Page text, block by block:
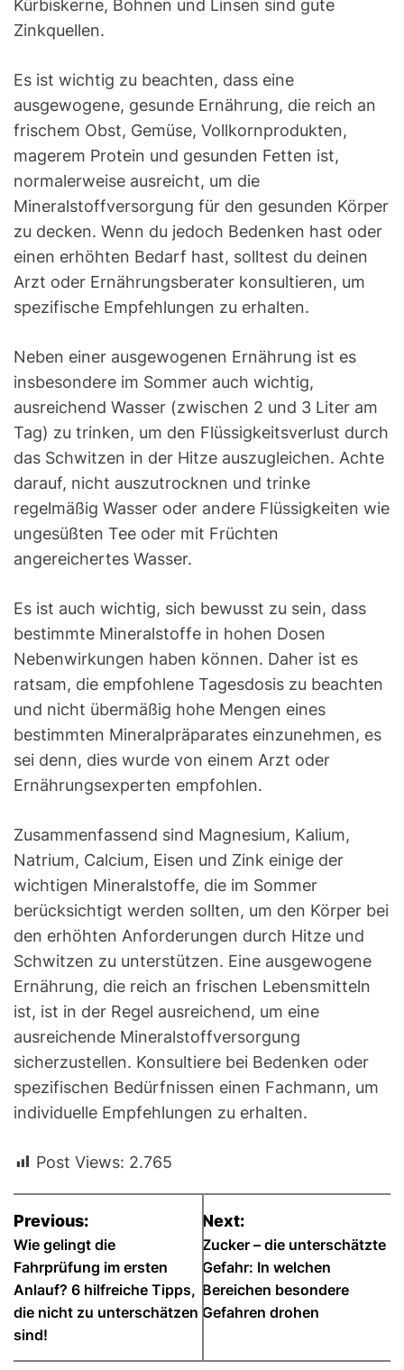
Kürbiskerne, Bohnen und Linsen sind gute
Zinkquellen.
Es ist wichtig zu beachten, dass eine
ausgewogene, gesunde Ernährung, die reich an
frischem Obst, Gemüse, Vollkornprodukten,
magerem Protein und gesunden Fetten ist,
normalerweise ausreicht, um die
Mineralstoffversorgung für den gesunden Körper
zu decken. Wenn du jedoch Bedenken hast oder
einen erhöhten Bedarf hast, solltest du deinen
Arzt oder Ernährungsberater konsultieren, um
spezifische Empfehlungen zu erhalten.
Neben einer ausgewogenen Ernährung ist es
insbesondere im Sommer auch wichtig,
ausreichend Wasser (zwischen 2 und 3 Liter am
Tag) zu trinken, um den Flüssigkeitsverlust durch
das Schwitzen in der Hitze auszugleichen. Achte
darauf, nicht auszutrocknen und trinke
regelmäßig Wasser oder andere Flüssigkeiten wie
ungesüßten Tee oder mit Früchten
angereichertes Wasser.
Es ist auch wichtig, sich bewusst zu sein, dass
bestimmte Mineralstoffe in hohen Dosen
Nebenwirkungen haben können. Daher ist es
ratsam, die empfohlene Tagesdosis zu beachten
und nicht übermäßig hohe Mengen eines
bestimmten Mineralpräparates einzunehmen, es
sei denn, dies wurde von einem Arzt oder
Ernährungsexperten empfohlen.
Zusammenfassend sind Magnesium, Kalium,
Natrium, Calcium, Eisen und Zink einige der
wichtigen Mineralstoffe, die im Sommer
berücksichtigt werden sollten, um den Körper bei
den erhöhten Anforderungen durch Hitze und
Schwitzen zu unterstützen. Eine ausgewogene
Ernährung, die reich an frischen Lebensmitteln
ist, ist in der Regel ausreichend, um eine
ausreichende Mineralstoffversorgung
sicherzustellen. Konsultiere bei Bedenken oder
spezifischen Bedürfnissen einen Fachmann, um
individuelle Empfehlungen zu erhalten.
Post Views: 2.765
B
e
i
t
r
Previous:
Wie gelingt die
Fahrprüfung im ersten
Anlauf? 6 hilfreiche Tipps,
die nicht zu unterschätzen
sind!
Next:
Zucker – die unterschätzte
Gefahr: In welchen
Bereichen besondere
Gefahren drohen